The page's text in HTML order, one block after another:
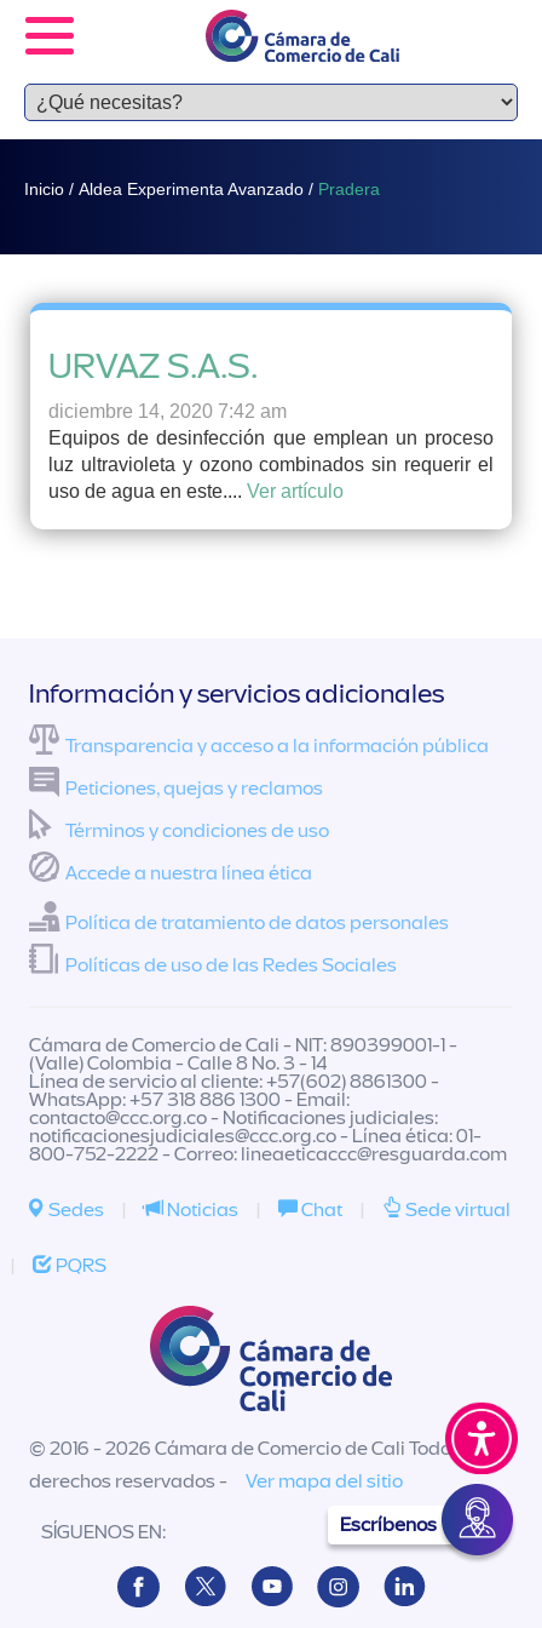
Inicio / Aldea Experimenta Avanzado / Pradera
URVAZ S.A.S.
diciembre 14, 2020 7:42 am
Equipos de desinfección que emplean un proceso
luz ultravioleta y ozono combinados sin requerir el
uso de agua en este.... Ver artículo
Escríbenos
Información y servicios adicionales
Transparencia y acceso a la información pública
Peticiones, quejas y reclamos
Términos y condiciones de uso
Accede a nuestra línea ética
Política de tratamiento de datos personales
Políticas de uso de las Redes Sociales
Cámara de Comercio de Cali - NIT: 890399001-1 -
(Valle) Colombia - Calle 8 No. 3 - 14
Línea de servicio al cliente: +57(602) 8861300 -
WhatsApp: +57 318 886 1300 - Email:
contacto@ccc.org.co- Notificaciones judiciales:
notificacionesjudiciales@ccc.org.co- Línea ética: 01-
800-752-2222 - Correo: lineaeticaccc@resguarda.com
Sedes | Noticias | Chat | Sede virtual
| PQRS
© 2016 - 2026 Cámara de Comercio de Cali Todos los
derechos reservados -
Ver mapa del sitio
SÍGUENOS EN: